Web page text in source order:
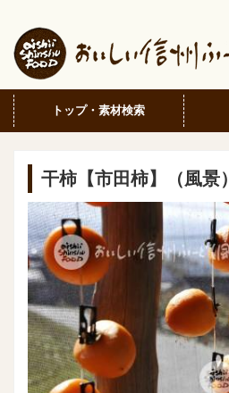
トップ・素材検索
干柿【市田柿】（風景）